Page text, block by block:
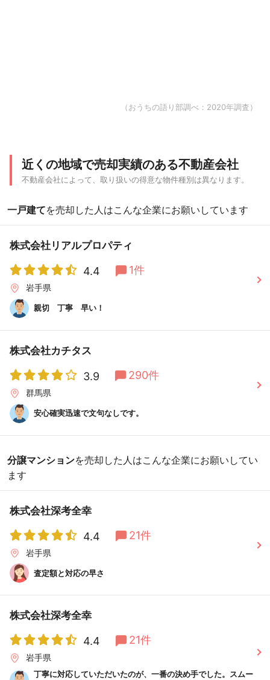
（おうちの語り部調べ：2020年調査）
近くの地域で売却実績のある不動産会社
不動産会社によって、取り扱いの得意な物件種別は異なります。
一戸建てを売却した人はこんな企業にお願いしています
株式会社リアルプロパティ
4.4 1件
岩手県
親切 丁寧 早い！
株式会社カチタス
3.9 290件
群馬県
安心確実迅速で文句なしです。
分譲マンションを売却した人はこんな企業にお願いしてい
ます
株式会社深考全幸
4.4 21件
岩手県
査定額と対応の早さ
株式会社深考全幸
4.4 21件
岩手県
丁寧に対応していただいたのが、一番の決め手でした。スムー